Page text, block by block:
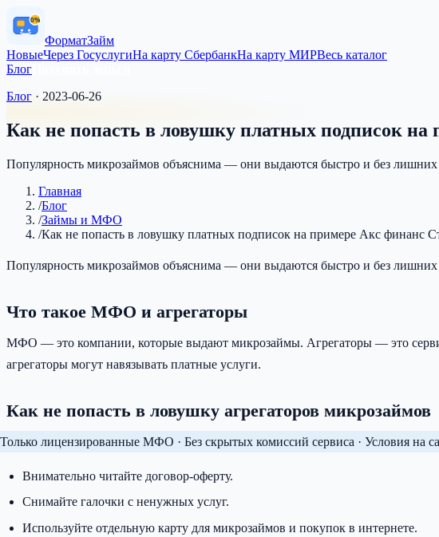
0%
ФорматЗайм
НовыеЧерез ГосуслугиНа карту СбербанкНа карту МИРВесь каталог
Блог
Блог · 2023-06-26
Как не попасть в ловушку платных подписок
Популярность микрозаймов объяснима — они выдаются быстро и без
Главная
/Блог
/Займы и МФО
/Как не попасть в ловушку платных подписок на примере Акс финанс
Популярность микрозаймов объяснима — они выдаются быстро и без
Что такое МФО и агрегаторы
МФО — это компании, которые выдают микрозаймы. Агрегаторы — это
агрегаторы могут навязывать платные услуги.
Как не попасть в ловушку агрегаторов микрозаймов
Только лицензированные МФО · Без скрытых комиссий сервиса · Условия на
Внимательно читайте договор-оферту.
Снимайте галочки с ненужных услуг.
Используйте отдельную карту для микрозаймов и покупок в интернете.